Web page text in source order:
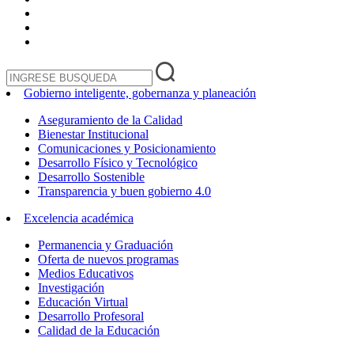
Gobierno inteligente, gobernanza y planeación
Aseguramiento de la Calidad
Bienestar Institucional
Comunicaciones y Posicionamiento
Desarrollo Físico y Tecnológico
Desarrollo Sostenible
Transparencia y buen gobierno 4.0
Excelencia académica
Permanencia y Graduación
Oferta de nuevos programas
Medios Educativos
Investigación
Educación Virtual
Desarrollo Profesoral
Calidad de la Educación